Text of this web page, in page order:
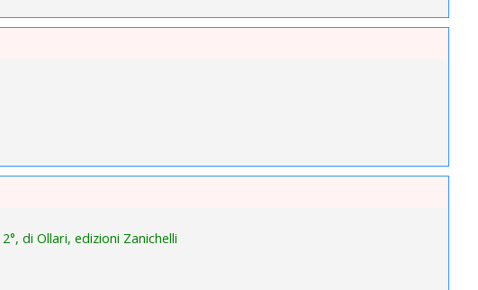
di Ollari, edizioni Zanichelli